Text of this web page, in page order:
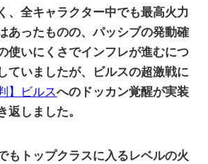
、全キャラクター中でも最高火力
あったものの、パッシブの発動確
使いにくさでインフレが進むにつ
ていましたが、ビルスの超激戦に
】ビルスへのドッカン覚醒が実装
返しました。
もトップクラスに入るレベルの火